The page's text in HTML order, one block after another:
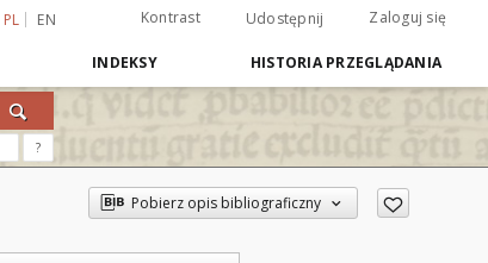
PL EN Kontrast Udostępnij Zaloguj się
INDEKSY HISTORIA PRZEGLĄDANIA
?
Pobierz opis bibliograficzny